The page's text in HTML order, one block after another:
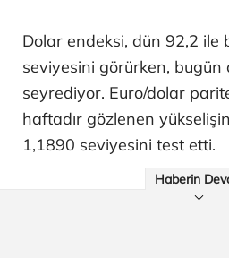
Dolar endeksi, dün 92,2 ile
seviyesini görürken,
seyrediyor. Euro/dolar
haftadır gözlenen
1,1890 seviyesini test etti.
Haberin